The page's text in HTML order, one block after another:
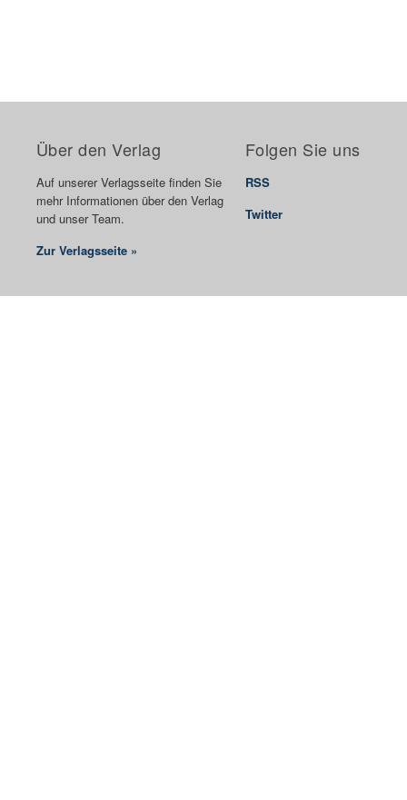
Über den Verlag
Auf unserer Verlagsseite finden Sie
mehr Informationen über den Verlag
und unser Team.
Zur Verlagsseite »
Folgen Sie uns
RSS
Twitter